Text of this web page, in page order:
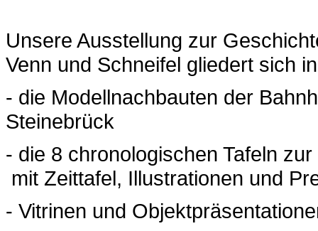
Unsere Ausstellung zur
Venn und Schneifel gliedert sich
- die Modellnachbauten der
Steinebrück
- die 8 chronologischen Tafeln
mit Zeittafel, Illustrationen und
- Vitrinen und